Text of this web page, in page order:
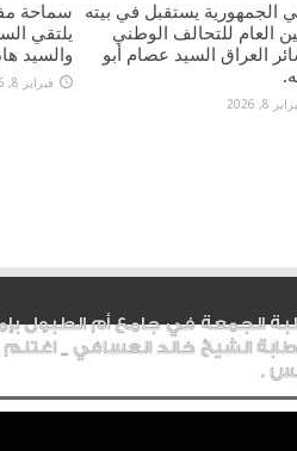
الجمهورية يستقبل في بيته
العام للتحالف الوطني
العراق السيد عصام أبو
8, 2026
سماحة
يلتقي
والسيد
فبراير 8, 2026
الجمعة في جامع أم الطبول
الشيخ خالد العسافي _
.